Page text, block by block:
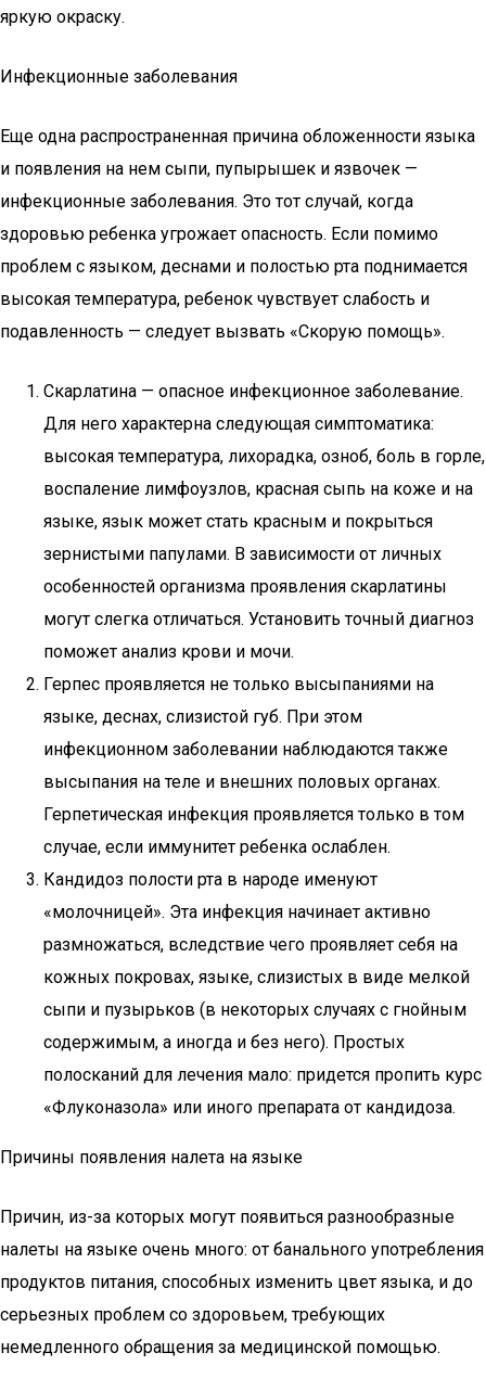
яркую окраску.
Инфекционные заболевания
Еще одна распространенная причина обложенности языка
и появления на нем сыпи, пупырышек и язвочек —
инфекционные заболевания. Это тот случай, когда
здоровью ребенка угрожает опасность. Если помимо
проблем с языком, деснами и полостью рта поднимается
высокая температура, ребенок чувствует слабость и
подавленность — следует вызвать «Скорую помощь».
Скарлатина — опасное инфекционное заболевание.
Для него характерна следующая симптоматика:
высокая температура, лихорадка, озноб, боль в горле,
воспаление лимфоузлов, красная сыпь на коже и на
языке, язык может стать красным и покрыться
зернистыми папулами. В зависимости от личных
особенностей организма проявления скарлатины
могут слегка отличаться. Установить точный диагноз
поможет анализ крови и мочи.
Герпес проявляется не только высыпаниями на
языке, деснах, слизистой губ. При этом
инфекционном заболевании наблюдаются также
высыпания на теле и внешних половых органах.
Герпетическая инфекция проявляется только в том
случае, если иммунитет ребенка ослаблен.
Кандидоз полости рта в народе именуют
«молочницей». Эта инфекция начинает активно
размножаться, вследствие чего проявляет себя на
кожных покровах, языке, слизистых в виде мелкой
сыпи и пузырьков (в некоторых случаях с гнойным
содержимым, а иногда и без него). Простых
полосканий для лечения мало: придется пропить курс
«Флуконазола» или иного препарата от кандидоза.
Причины появления налета на языке
Причин, из-за которых могут появиться разнообразные
налеты на языке очень много: от банального употребления
продуктов питания, способных изменить цвет языка, и до
серьезных проблем со здоровьем, требующих
немедленного обращения за медицинской помощью.